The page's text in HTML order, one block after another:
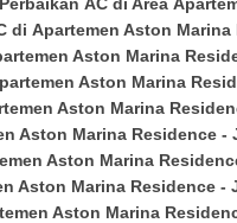
di Apartemen Aston Marina
Aston Marina
Aston Marina
Aston Marina
Aston Marina Residence -
Aston Marina
Aston Marina Residence -
Aston Marina